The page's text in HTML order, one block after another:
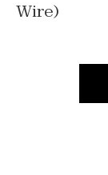
Wire)